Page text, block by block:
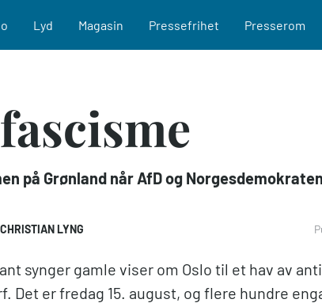
Lyd Magasin Pressefrihet Presserom
på Grønland når AfD og
CHRISTIAN LYNG
synger gamle viser om Oslo til et hav av
Det er fredag 15. august, og flere hundre